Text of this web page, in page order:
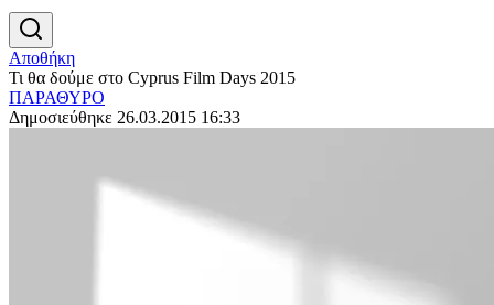
Αποθήκη
Τι θα δούμε στο Cyprus Film Days 2015
ΠΑΡΑΘΥΡΟ
Δημοσιεύθηκε 26.03.2015 16:33